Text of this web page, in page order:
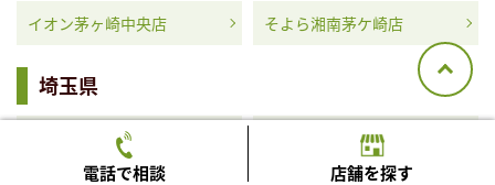
イオン茅ヶ崎中央店 そよら湘南茅ケ崎店
埼玉県
ふじみ野西口駅前店
電話で相談 店舗を探す